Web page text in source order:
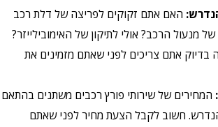
האם אתם זקוקים לפריצה של דלת רכב
של מנעול הרכב? אולי לתיקון של האימובילייזר?
אתם צריכים לפני שאתם מזמינים את
המחירים של שירותי פורץ רכבים משתנים בהתאם
חשוב לקבל הצעת מחיר לפני שאתם